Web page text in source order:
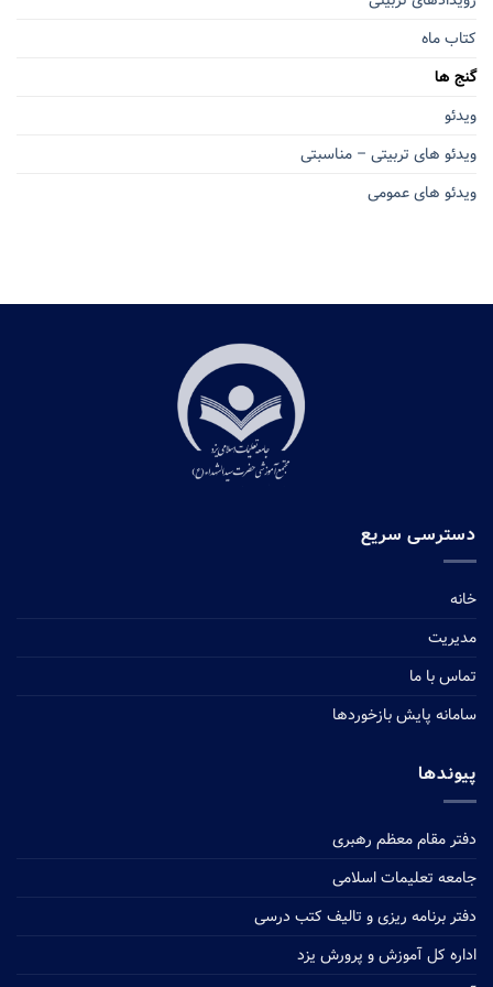
کتاب ماه
گنج ها
ویدئو
ویدئو های تربیتی – مناسبتی
ویدئو های عمومی
دسترسی سریع
خانه
مدیریت
تماس با ما
سامانه پایش بازخوردها
پیوندها
دفتر مقام معظم رهبری
جامعه تعلیمات اسلامی
دفتر برنامه ریزی و تالیف کتب درسی
اداره کل آموزش و پرورش یزد